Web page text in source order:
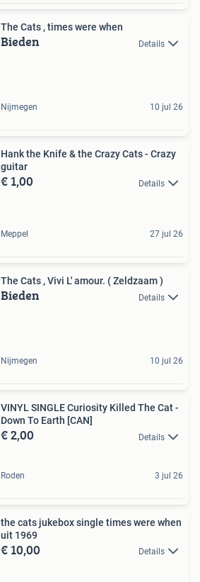
The Cats , times were when
Bieden Details
Nijmegen 10 jul 26
Hank the Knife & the Crazy Cats - Crazy
guitar
€ 1,00 Details
Meppel 27 jul 26
The Cats , Vivi L' amour. ( Zeldzaam )
Bieden Details
Nijmegen 10 jul 26
VINYL SINGLE Curiosity Killed The Cat -
Down To Earth [CAN]
€ 2,00 Details
Roden 3 jul 26
the cats jukebox single times were when
uit 1969
€ 10,00 Details